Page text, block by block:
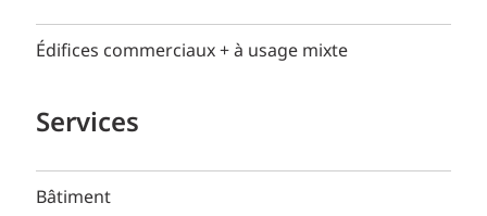
Édifices commerciaux + à usage mixte
Services
Bâtiment